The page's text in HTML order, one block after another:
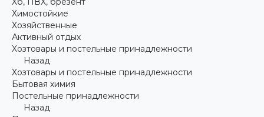
Химостойкие
Хозяйственные
Активный отдых
Хозтовары и постельные принадлежности
Назад
Хозтовары и постельные принадлежности
Бытовая химия
Постельные принадлежности
Назад